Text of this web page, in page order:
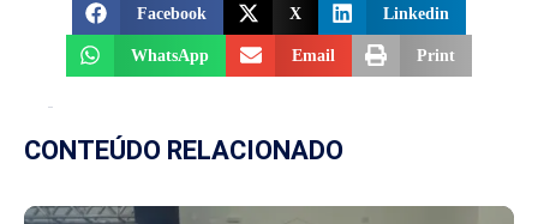
Facebook X Linkedin
WhatsApp Email Print
CONTEÚDO RELACIONADO